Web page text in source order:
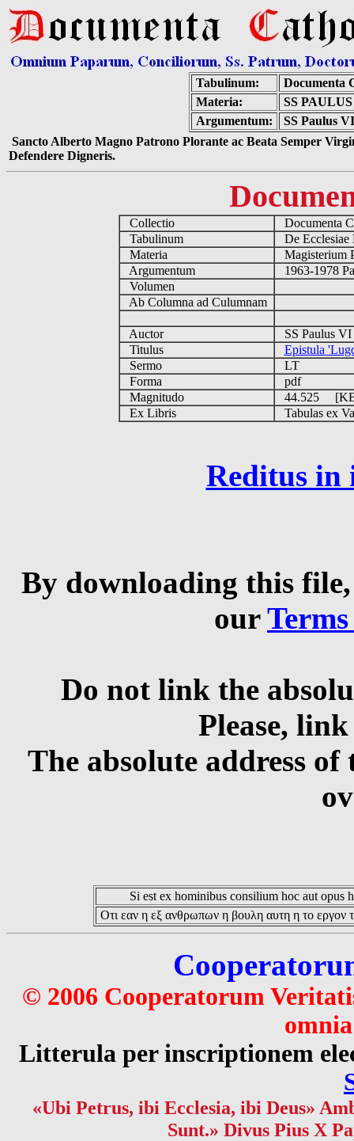
Tabulinum:
Documenta
Materia:
SS
Argumentum:
SS Paulus
Sancto Alberto Magno Patrono Plorante ac Beata Semper
Defendere Digneris.
Collectio
Documenta
Tabulinum
De
Materia
Magisterium
Argumentum
1963-1978
Volumen
Ab Columna ad Culumnam
Auctor
SS Paulus
Titulus
Epistula
Sermo
LT
Forma
pdf
Magnitudo
44.525
Ex Libris
Tabulas ex
Reditus in
By downloading this
our
Do not link the
Please,
The absolute address
Si est ex hominibus consilium hoc aut opus
Οτι εαν η εξ ανθρωπων η βουλη αυτη η το εργον
© 2006 Cooperatorum
Litterula per inscriptionem
«Ubi Petrus, ibi Ecclesia, ibi Deus»
Sunt.» Divus Pius X